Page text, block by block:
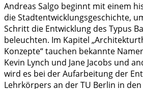
Andreas Salgo beginnt mit einem
die Stadtentwicklungsgeschichte,
Schritt die Entwicklung des Typus
beleuchten. Im Kapitel
Konzepte“ tauchen bekannte
Kevin Lynch und Jane Jacobs und
wird es bei der Aufarbeitung der
Lehrkörpers an der TU Berlin in